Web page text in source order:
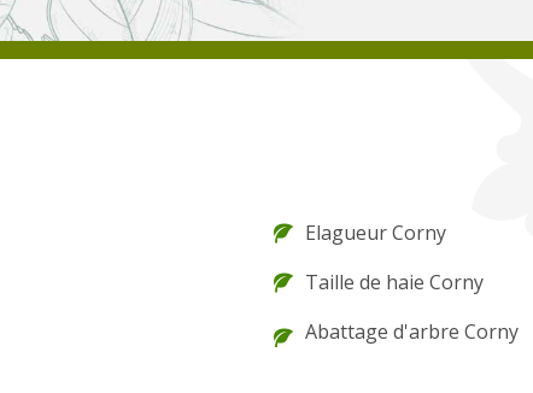
Elagueur Corny
Taille de haie Corny
Abattage d'arbre Corny